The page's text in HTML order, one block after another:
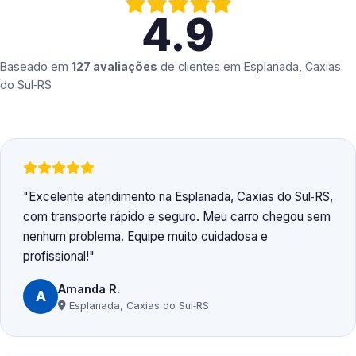
4.9
Baseado em 127 avaliações de clientes em Esplanada, Caxias
do Sul‑RS
Excelente atendimento na Esplanada, Caxias do Sul‑RS,
com transporte rápido e seguro. Meu carro chegou sem
nenhum problema. Equipe muito cuidadosa e
profissional!
A Amanda R.
Esplanada, Caxias do Sul‑RS